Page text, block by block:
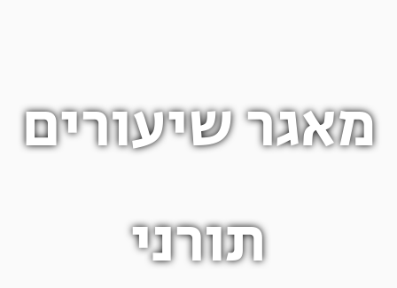
מאגר שיעורים
תורני